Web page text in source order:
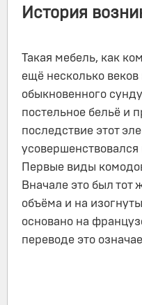
История
Такая мебель, как
ещё несколько
обыкновенного
постельное бельё и
последствие этот
Первые виды
Вначале это был тот
объёма и на
основано на
переводе это